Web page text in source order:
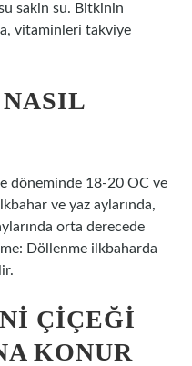
sakin su. Bitkinin
vitaminleri takviye
döneminde 18-20 OC ve
ve yaz aylarında,
orta derecede
Döllenme ilkbaharda
ÇIÇEĞI
KONUR